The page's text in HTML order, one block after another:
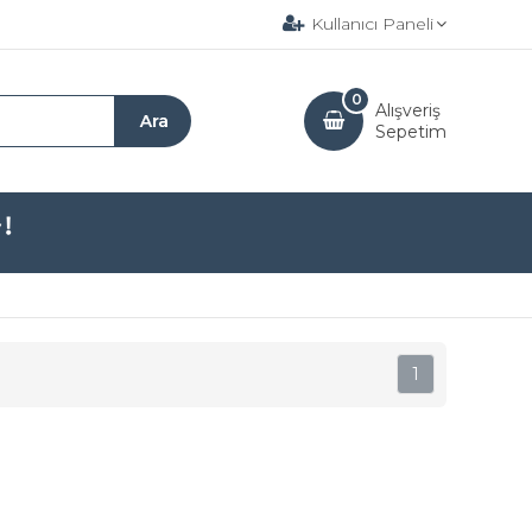
Kullanıcı Paneli
Alışveriş
Sepetim
0
1